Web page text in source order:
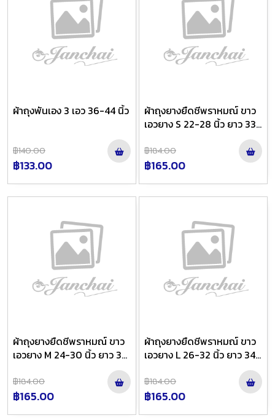
ผ้าถุงพันเอง 3 เอว 36-44 นิ้ว
฿140.00
฿133.00
ผ้าถุงยางยืดชีพราหมณ์ ขาว
เอวยาง S 22-28 นิ้ว ยาว 33
฿184.00
฿165.00
ผ้าถุงยางยืดชีพราหมณ์ ขาว
เอวยาง M 24-30 นิ้ว ยาว 33
฿184.00
฿165.00
ผ้าถุงยางยืดชีพราหมณ์ ขาว
เอวยาง L 26-32 นิ้ว ยาว 34
฿184.00
฿165.00